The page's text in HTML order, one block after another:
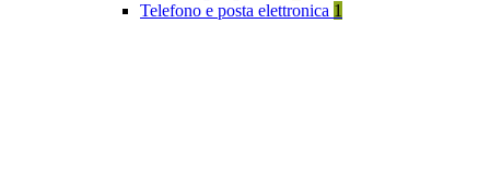
Telefono e posta elettronica 1